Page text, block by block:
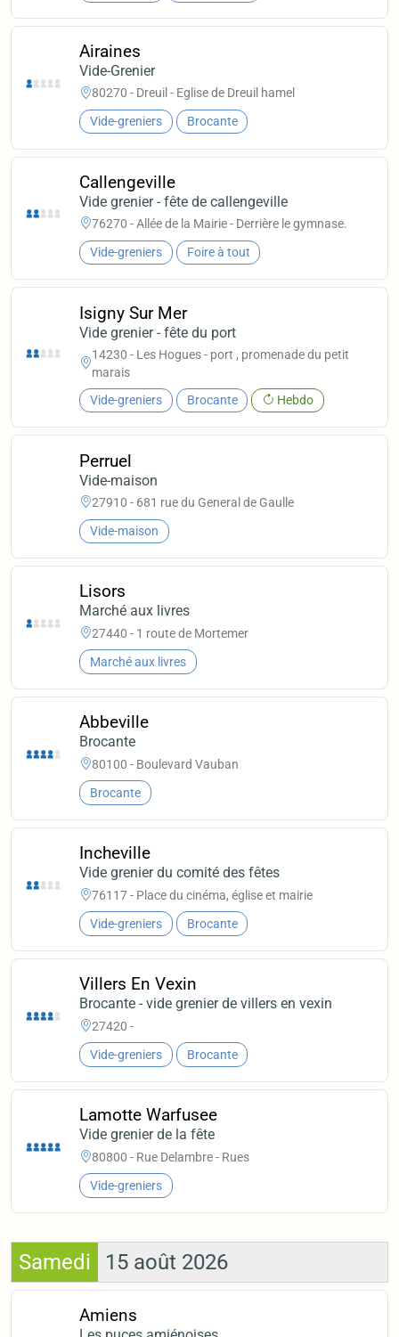
Airaines
Vide-Grenier
80270 - Dreuil - Eglise de Dreuil hamel
Vide-greniers Brocante
Callengeville
Vide grenier - fête de callengeville
76270 - Allée de la Mairie - Derrière le gymnase.
Vide-greniers Foire à tout
Isigny Sur Mer
Vide grenier - fête du port
14230 - Les Hogues - port , promenade du petit
marais
Vide-greniers Brocante Hebdo
Perruel
Vide-maison
27910 - 681 rue du General de Gaulle
Vide-maison
Lisors
Marché aux livres
27440 - 1 route de Mortemer
Marché aux livres
Abbeville
Brocante
80100 - Boulevard Vauban
Brocante
Incheville
Vide grenier du comité des fêtes
76117 - Place du cinéma, église et mairie
Vide-greniers Brocante
Villers En Vexin
Brocante - vide grenier de villers en vexin
27420 -
Vide-greniers Brocante
Lamotte Warfusee
Vide grenier de la fête
80800 - Rue Delambre - Rues
Vide-greniers
Samedi 15 août 2026
Amiens